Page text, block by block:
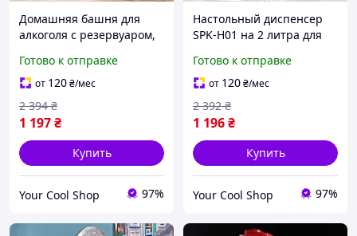
Домашняя башня для
алкоголя с резервуаром,
подсветкой, барный
дозатор 3 в 1 для розлива
напитков
Готово к отправке
от 120₴/мес
1 197₴
2 394 ₴
Купить
Your Cool Shop 97%
Настольный диспенсер
SPK-H01 на 2 литра для
бокалом, крышкой и
ёмкостью для лимонадов
и сока
Готово к отправке
от 120₴/мес
1 196₴
2 392 ₴
Купить
Your Cool Shop 97%